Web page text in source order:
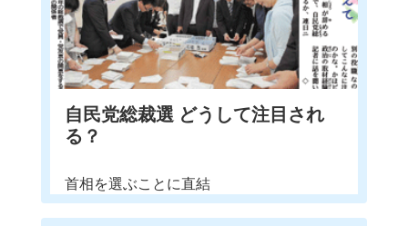
自民党総裁選 どうして注目され
る？
首相を選ぶことに直結